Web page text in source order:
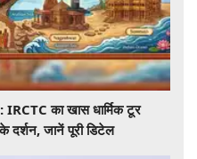
का खास धार्मिक टूर
दर्शन, जानें पूरी डिटेल